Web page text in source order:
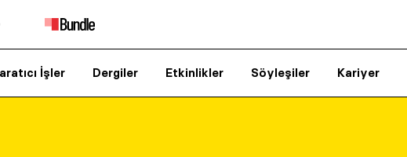
İşler Dergiler Etkinlikler Söyleşiler Kariyer